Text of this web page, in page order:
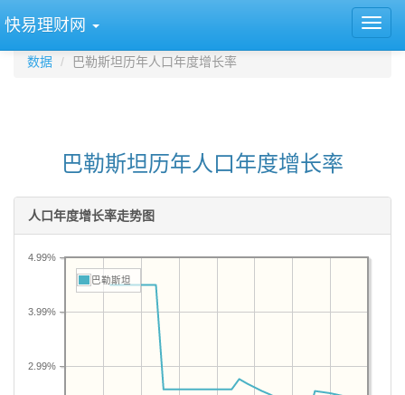
快易理财网
数据 巴勒斯坦历年人口年度增长率
巴勒斯坦历年人口年度增长率
人口年度增长率走势图
2.99%
3.99%
4.99%
巴勒斯坦